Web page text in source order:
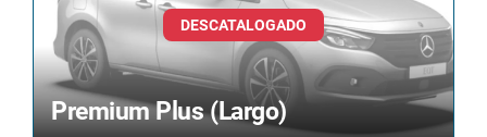
Premium Plus (Largo)